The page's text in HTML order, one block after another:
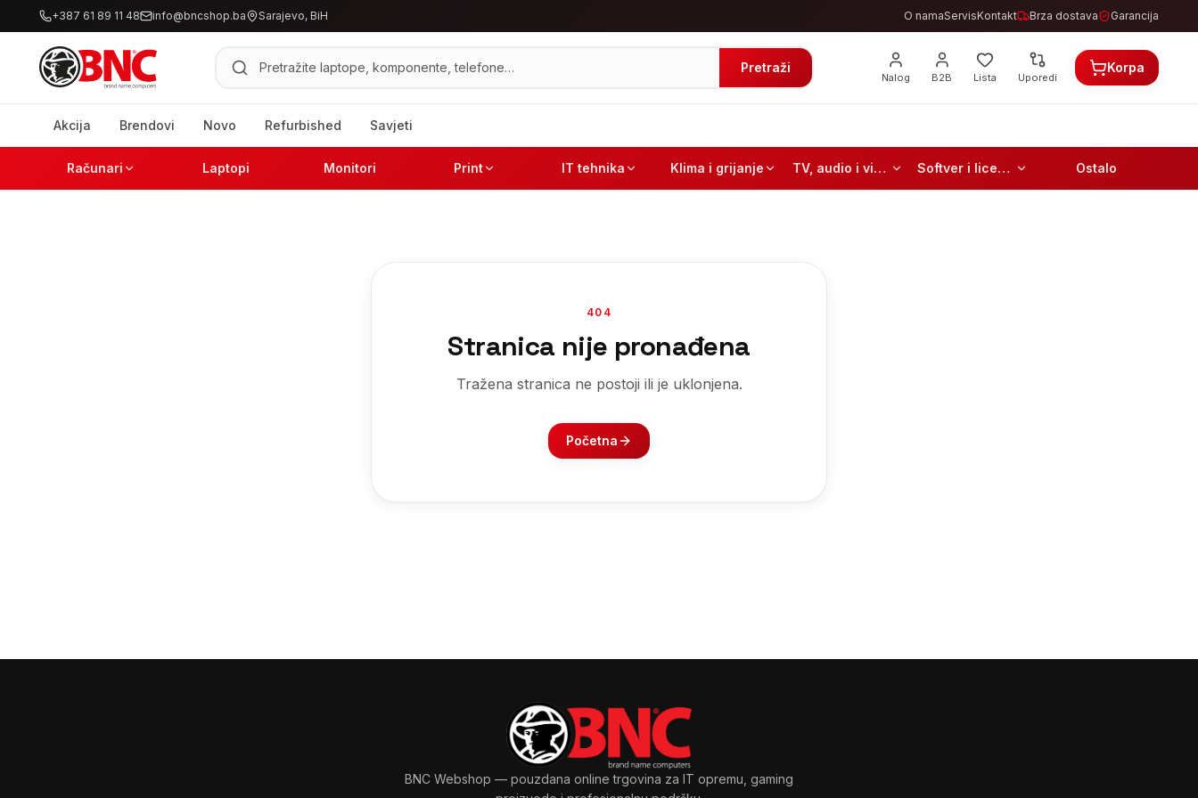
+387 61 89 11 48 info@bncshop.ba Sarajevo, BiH O namaServisKontakt Brza dostava Garancija
Pretraži proizvode
Pretraži
Nalog B2B Lista Uporedi
Korpa
Akcija Brendovi Novo Refurbished Savjeti
Računari Laptopi Monitori Print IT tehnika Klima i grijanje TV, audio i video Softver i licence Ostalo
404
Stranica nije pronađena
Tražena stranica ne postoji ili je uklonjena.
Početna
BNC Webshop — pouzdana online trgovina za IT opremu, gaming